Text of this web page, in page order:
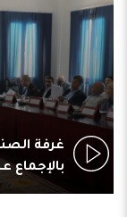
غرفة
بالإجماع